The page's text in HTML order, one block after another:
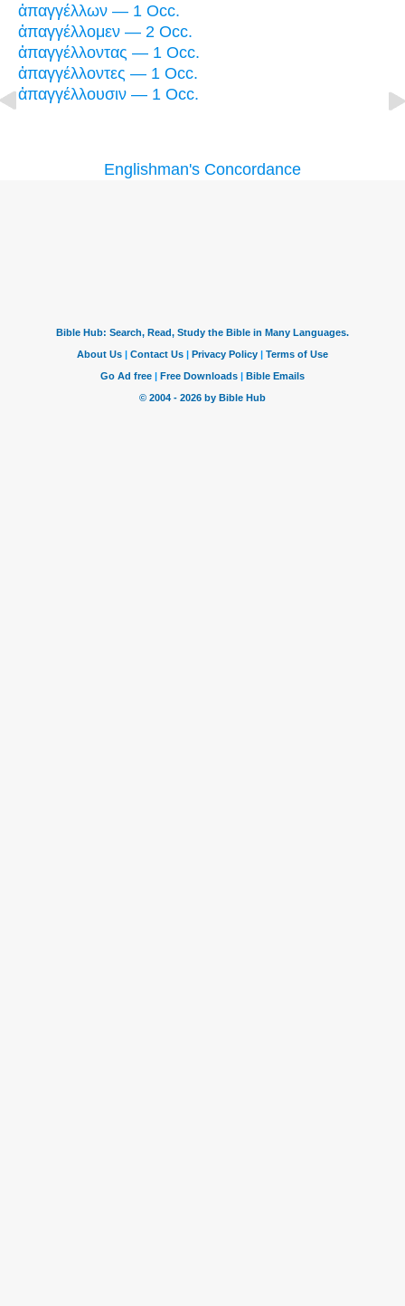
ἀπαγγέλλων — 1 Occ.
ἀπαγγέλλομεν — 2 Occ.
ἀπαγγέλλοντας — 1 Occ.
ἀπαγγέλλοντες — 1 Occ.
ἀπαγγέλλουσιν — 1 Occ.
Englishman's Concordance